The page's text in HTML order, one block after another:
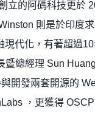
立的阿碼科技更於
則是於印度
現代化，有著超過
暨總經理 Sun
開發兩套開源的
，更獲得